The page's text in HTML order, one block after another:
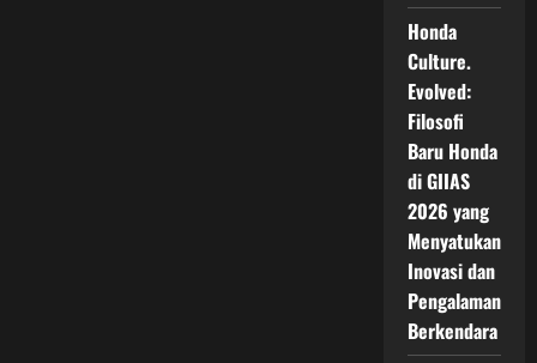
Honda
Culture.
Evolved:
Filosofi
Baru Honda
di GIIAS
2026 yang
Menyatukan
Inovasi dan
Pengalaman
Berkendara